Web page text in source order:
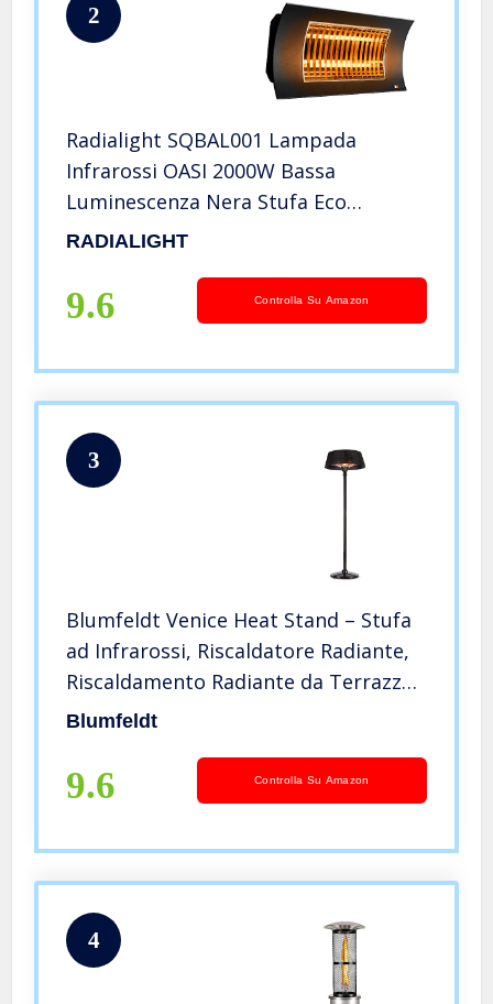
2
Radialight SQBAL001 Lampada
Infrarossi OASI 2000W Bassa
Luminescenza Nera Stufa Eco
Elettrica Riscaldatore Risparmio
RADIALIGHT
9.6 Controlla Su Amazon
3
Blumfeldt Venice Heat Stand – Stufa
ad Infrarossi, Riscaldatore Radiante,
Riscaldamento Radiante da Terrazza,
1000/2000 W, Tecnologia IR,
Blumfeldt
9.6 Controlla Su Amazon
4